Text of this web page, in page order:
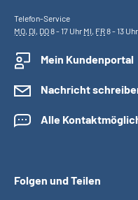
Telefon-Service
MO, DI, DO8 - 17 Uhr MI, FR8 - 13 Uhr
Mein Kundenportal
Nachricht
Alle
Folgen und Teilen